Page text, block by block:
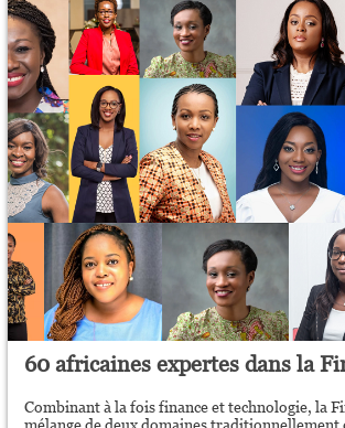
60 africaines expertes dans la
Combinant à la fois finance et technologie, la